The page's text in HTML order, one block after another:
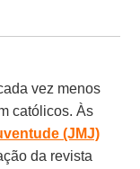
vez menos
católicos. Às
(JMJ)
da revista